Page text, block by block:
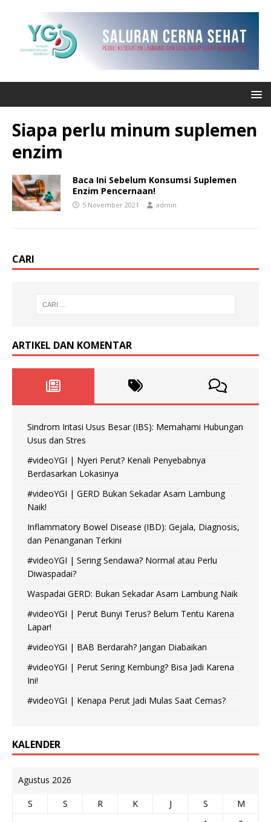
Siapa perlu minum suplemen
enzim
Baca Ini Sebelum Konsumsi Suplemen
Enzim Pencernaan!
5 November 2021 admin
CARI
ARTIKEL DAN KOMENTAR
Sindrom Iritasi Usus Besar (IBS): Memahami Hubungan
Usus dan Stres
#videoYGI | Nyeri Perut? Kenali Penyebabnya
Berdasarkan Lokasinya
#videoYGI | GERD Bukan Sekadar Asam Lambung
Naik!
Inflammatory Bowel Disease (IBD): Gejala, Diagnosis,
dan Penanganan Terkini
#videoYGI | Sering Sendawa? Normal atau Perlu
Diwaspadai?
Waspadai GERD: Bukan Sekadar Asam Lambung Naik
#videoYGI | Perut Bunyi Terus? Belum Tentu Karena
Lapar!
#videoYGI | BAB Berdarah? Jangan Diabaikan
#videoYGI | Perut Sering Kembung? Bisa Jadi Karena
Ini!
#videoYGI | Kenapa Perut Jadi Mulas Saat Cemas?
KALENDER
Agustus 2026
S S R K J S
M